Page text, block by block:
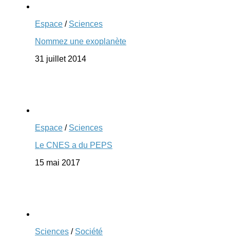
Espace / Sciences
Nommez une exoplanète
31 juillet 2014
Espace / Sciences
Le CNES a du PEPS
15 mai 2017
Sciences / Société